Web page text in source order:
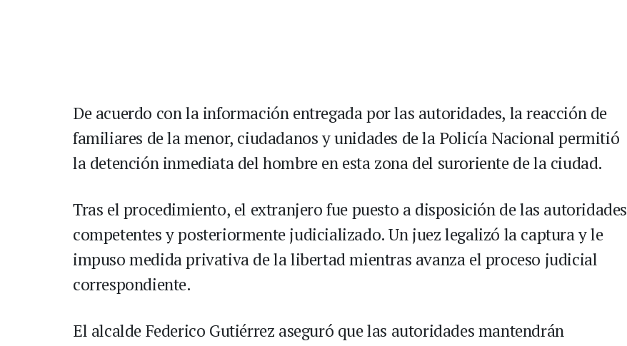
De acuerdo con la información entregada por las autoridades, la reacción de
familiares de la menor, ciudadanos y unidades de la Policía Nacional permitió
la detención inmediata del hombre en esta zona del suroriente de la ciudad.
Tras el procedimiento, el extranjero fue puesto a disposición de las autoridades
competentes y posteriormente judicializado. Un juez legalizó la captura y le
impuso medida privativa de la libertad mientras avanza el proceso judicial
correspondiente.
El alcalde Federico Gutiérrez aseguró que las autoridades mantendrán